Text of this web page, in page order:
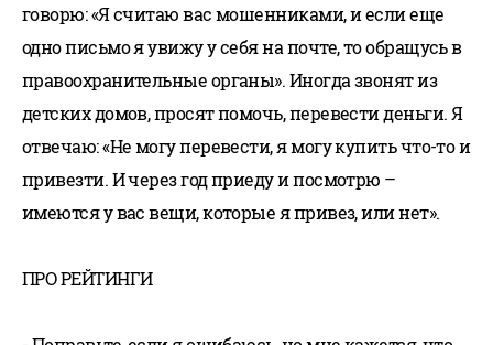
говорю: «Я считаю вас мошенниками, и если еще
одно письмо я увижу у себя на почте, то обращусь в
правоохранительные органы». Иногда звонят из
детских домов, просят помочь, перевести деньги. Я
отвечаю: «Не могу перевести, я могу купить что-то и
привезти. И через год приеду и посмотрю –
имеются у вас вещи, которые я привез, или нет».
ПРО РЕЙТИНГИ